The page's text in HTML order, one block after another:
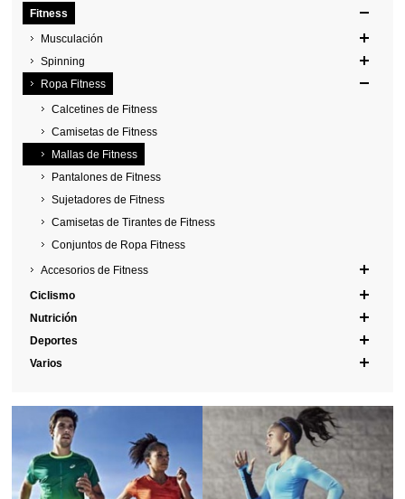
Fitness
Musculación
Spinning
Ropa Fitness
Calcetines de Fitness
Camisetas de Fitness
Mallas de Fitness
Pantalones de Fitness
Sujetadores de Fitness
Camisetas de Tirantes de Fitness
Conjuntos de Ropa Fitness
Accesorios de Fitness
Ciclismo
Nutrición
Deportes
Varios